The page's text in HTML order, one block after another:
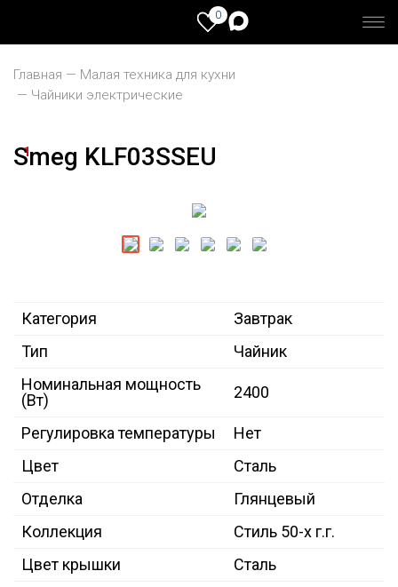
0
Главная
Малая техника для кухни
Чайники электрические
Smeg KLF03SSEU
Категория
Завтрак
Тип
Чайник
Номинальная мощность
(Вт)
2400
Регулировка температуры
Нет
Цвет
Сталь
Отделка
Глянцевый
Коллекция
Стиль 50-х г.г.
Цвет крышки
Сталь
1